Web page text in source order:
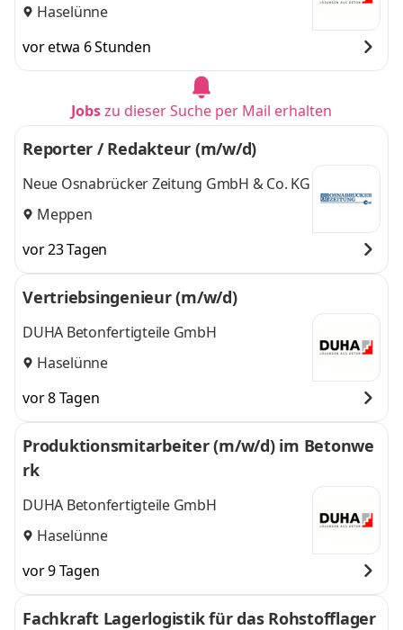
Haselünne
vor etwa 6 Stunden
Jobszu dieser Suche per Mail erhalten
Reporter / Redakteur (m/w/d)
Neue Osnabrücker Zeitung GmbH & Co. KG
Meppen
vor 23 Tagen
Vertriebsingenieur (m/w/d)
DUHA Betonfertigteile GmbH
Haselünne
vor 8 Tagen
Produktionsmitarbeiter (m/w/d) im Betonwe
rk
DUHA Betonfertigteile GmbH
Haselünne
vor 9 Tagen
Fachkraft Lagerlogistik für das Rohstofflager